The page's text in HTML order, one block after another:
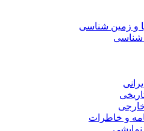
و زمین شناسی
و خاطرات
نمایشی